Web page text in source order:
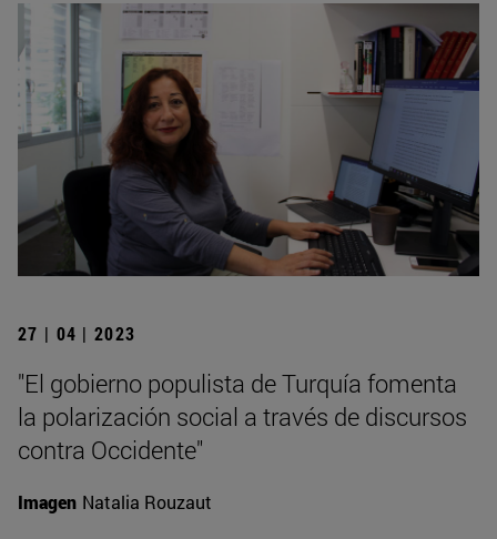
27 | 04 | 2023
"El gobierno populista de Turquía fomenta
la polarización social a través de discursos
contra Occidente"
Imagen Natalia Rouzaut